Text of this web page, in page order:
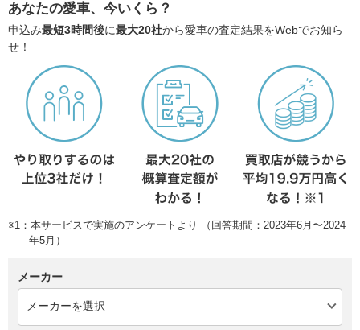
あなたの愛車、今いくら？
申込み最短3時間後に最大20社から愛車の査定結果をWebでお知ら
せ！
※1：本サービスで実施のアンケートより （回答期間：2023年6月〜2024
年5月）
メーカー